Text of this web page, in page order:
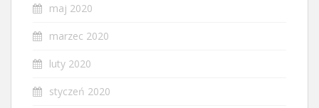
maj 2020
marzec 2020
luty 2020
styczeń 2020